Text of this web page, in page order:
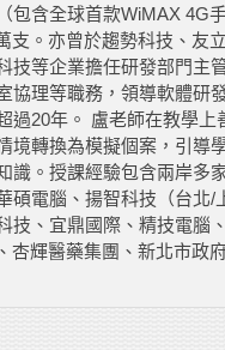
包含全球首款WiMAX 4G
支。亦曾於趨勢科技、友
技等企業擔任研發部門主
協理等職務，領導軟體研
過20年。 盧老師在教學上
境轉換為模擬個案，引導
識。授課經驗包含兩岸多
碩電腦、揚智科技（台北/
技、宜鼎國際、精技電腦
杏輝醫藥集團、新北市政